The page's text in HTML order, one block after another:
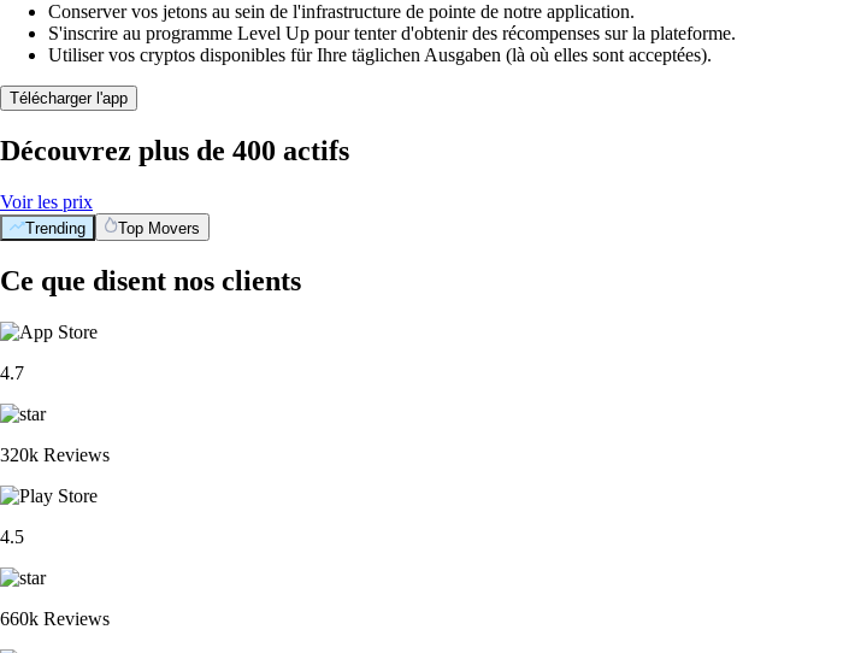
Conserver vos jetons au sein de l'infrastructure de pointe de notre application.
S'inscrire au programme Level Up pour tenter d'obtenir des récompenses sur la plateforme.
Utiliser vos cryptos disponibles für Ihre täglichen Ausgaben (là où elles sont acceptées).
Télécharger l'app
Découvrez plus de 400 actifs
Voir les prix
Trending Top Movers
Ce que disent nos clients
4.7
320k Reviews
4.5
660k Reviews